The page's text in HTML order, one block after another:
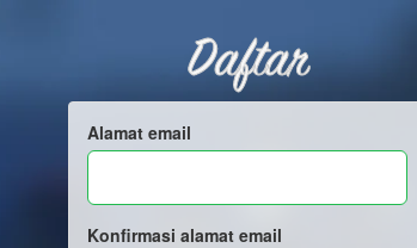
Daftar
Alamat email
Konfirmasi alamat email